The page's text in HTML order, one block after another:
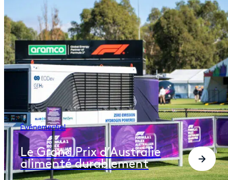
Événementiel
Le Grand Prix d’Australie
alimenté durablement